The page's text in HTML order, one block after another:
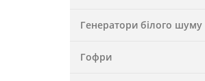
Генератори білого шуму
Гофри